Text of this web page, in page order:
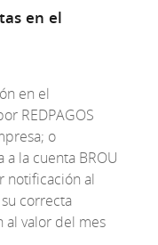
en el
en el
REDPAGOS
o
la cuenta BROU
notificación al
correcta
al valor del mes